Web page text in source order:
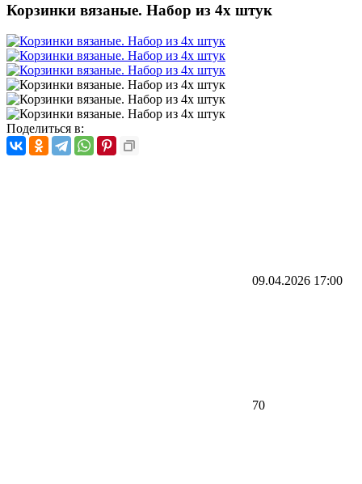
Корзинки вязаные. Набор из 4х штук
Поделиться в:
09.04.2026 17:00
70